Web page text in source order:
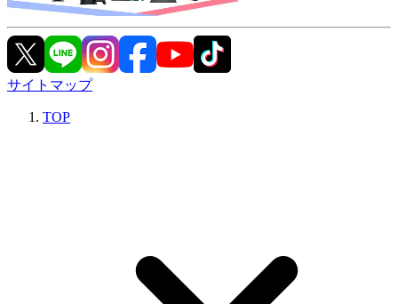
サイトマップ
TOP